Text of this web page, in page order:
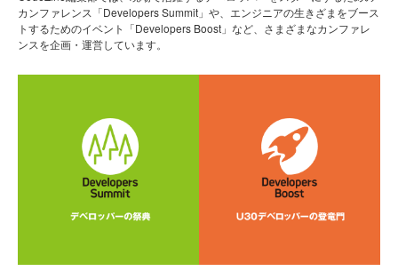
カンファレンス「Developers Summit」や、エンジニアの生きざまをブース
トするためのイベント「Developers Boost」など、さまざまなカンファレ
ンスを企画・運営しています。